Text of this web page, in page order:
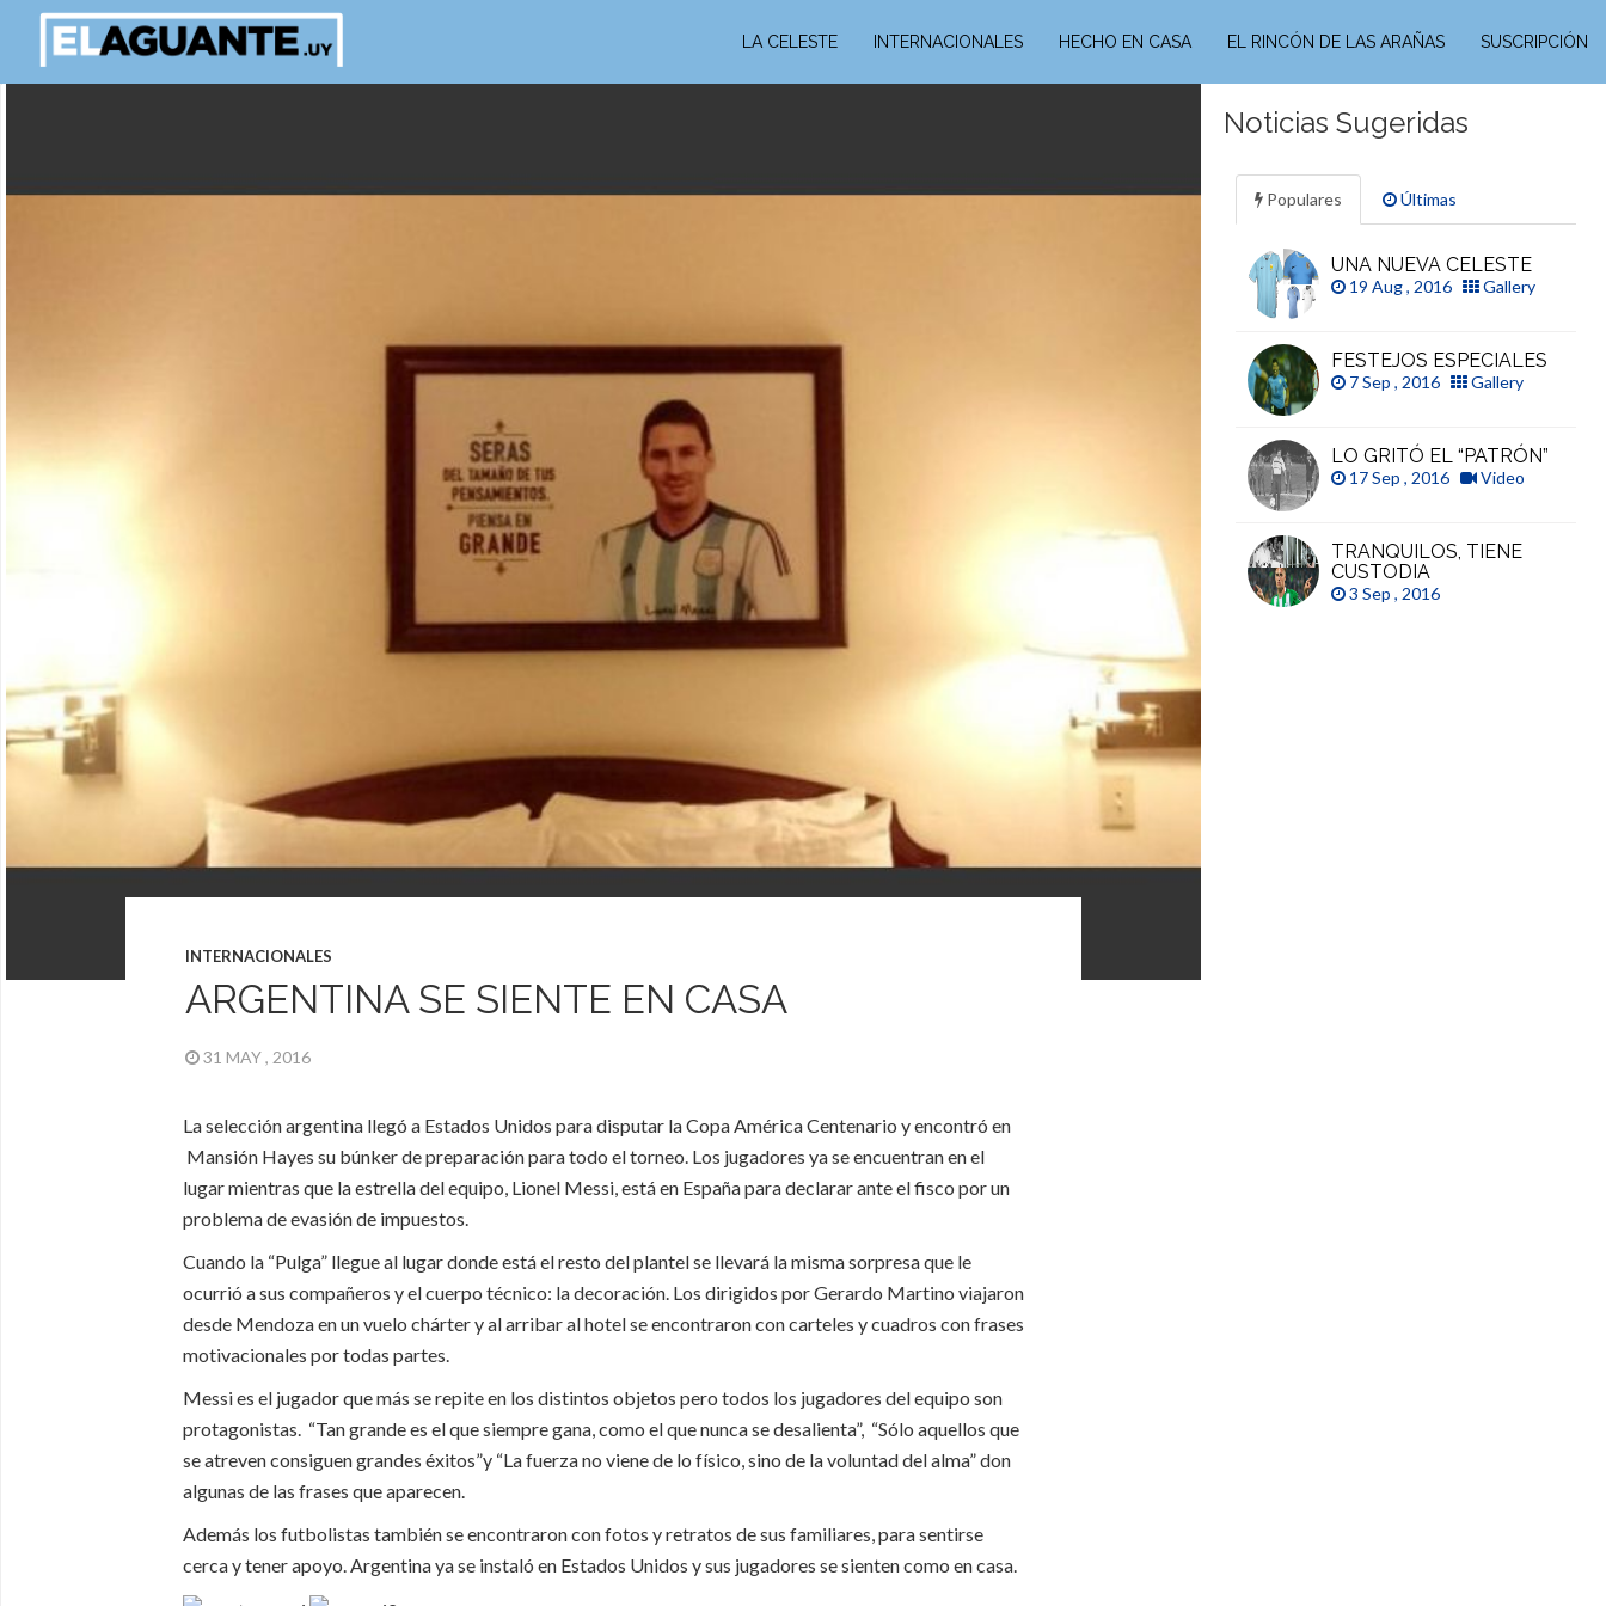
LA CELESTE INTERNACIONALES HECHO EN CASA EL RINCÓN DE LAS ARAÑAS SUSCRIPCIÓN
INTERNACIONALES
ARGENTINA SE SIENTE EN CASA
31 MAY , 2016
La selección argentina llegó a Estados Unidos para disputar la Copa América Centenario y encontró en
Mansión Hayes su búnker de preparación para todo el torneo. Los jugadores ya se encuentran en el
lugar mientras que la estrella del equipo, Lionel Messi, está en España para declarar ante el fisco por un
problema de evasión de impuestos.
Cuando la “Pulga” llegue al lugar donde está el resto del plantel se llevará la misma sorpresa que le
ocurrió a sus compañeros y el cuerpo técnico: la decoración. Los dirigidos por Gerardo Martino viajaron
desde Mendoza en un vuelo chárter y al arribar al hotel se encontraron con carteles y cuadros con frases
motivacionales por todas partes.
Messi es el jugador que más se repite en los distintos objetos pero todos los jugadores del equipo son
protagonistas. “Tan grande es el que siempre gana, como el que nunca se desalienta”, “Sólo aquellos que
se atreven consiguen grandes éxitos”y “La fuerza no viene de lo físico, sino de la voluntad del alma” don
algunas de las frases que aparecen.
Además los futbolistas también se encontraron con fotos y retratos de sus familiares, para sentirse
cerca y tener apoyo. Argentina ya se instaló en Estados Unidos y sus jugadores se sienten como en casa.
Noticias Sugeridas
Populares Últimas
UNA NUEVA CELESTE
19 Aug , 2016 Gallery
FESTEJOS ESPECIALES
7 Sep , 2016 Gallery
LO GRITÓ EL “PATRÓN”
17 Sep , 2016 Video
TRANQUILOS, TIENE
CUSTODIA
3 Sep , 2016